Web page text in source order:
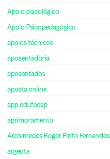
Apoio psicológico
Apoio Psicopedagógico
apoios técnicos
aposentadoria
aposentados
aposta online
app edufecap
aprimoramento
Archimedes Roger Pinto Fernandes
argenta